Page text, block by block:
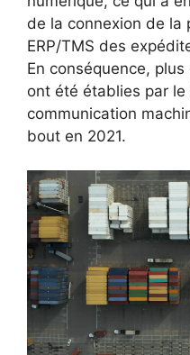
de la connexion de la
ERP/TMS des
En conséquence,
ont été établies par le
communication
bout en 2021.